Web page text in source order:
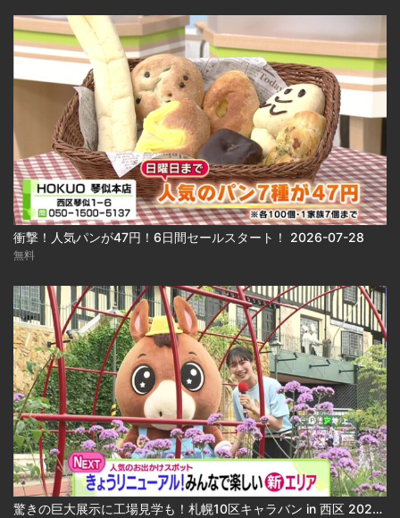
衝撃！人気パンが47円！6日間セールスタート！ 2026-07-28
無料
驚きの巨大展示に工場見学も！札幌10区キャラバン in 西区 2026-07-30 2026-07-30